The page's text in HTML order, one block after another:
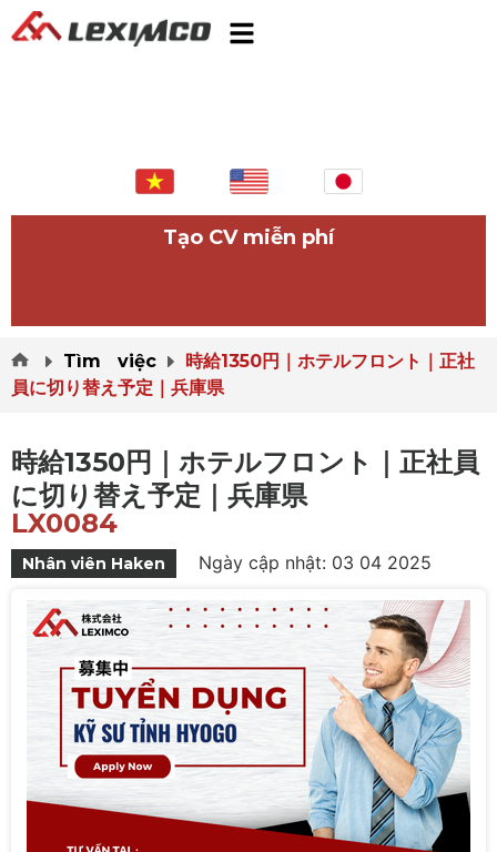
Tạo CV miễn phí
Tìm việc
時給1350円｜ホテルフロント｜正社
員に切り替え予定｜兵庫県
時給1350円｜ホテルフロント｜正社員
に切り替え予定｜兵庫県
LX0084
Nhân viên Haken Ngày cập nhật: 03 04 2025